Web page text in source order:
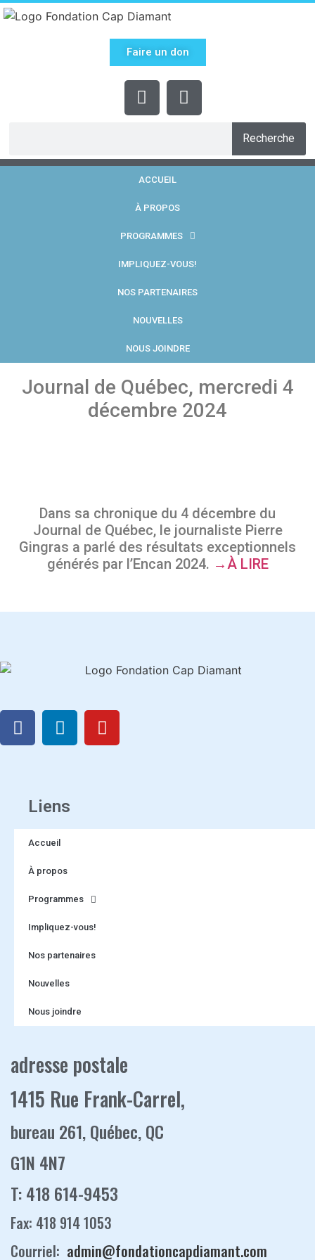
Faire un don
Recherche
ACCUEIL
À PROPOS
PROGRAMMES
IMPLIQUEZ-VOUS!
NOS PARTENAIRES
NOUVELLES
NOUS JOINDRE
Journal de Québec, mercredi 4
décembre 2024
Dans sa chronique du 4 décembre du
Journal de Québec, le journaliste Pierre
Gingras a parlé des résultats exceptionnels
générés par l’Encan 2024. →À LIRE
Liens
Accueil
À propos
Programmes
Impliquez-vous!
Nos partenaires
Nouvelles
Nous joindre
adresse postale
1415 Rue Frank-Carrel,
bureau 261, Québec, QC
G1N 4N7
T: 418 614-9453
Fax: 418 914 1053
Courriel: admin@fondationcapdiamant.com